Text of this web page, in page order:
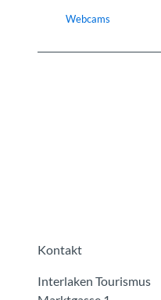
Webcams
Kontakt
Interlaken Tourismus